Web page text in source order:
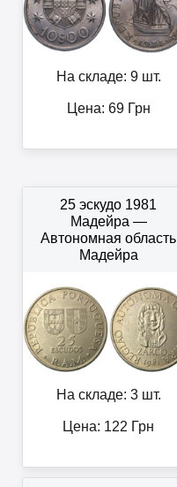
На складе: 9 шт.
Цена: 69Грн
25 эскудо 1981
Мадейра —
Автономная область
Мадейра
На складе: 3 шт.
Цена: 122 Грн